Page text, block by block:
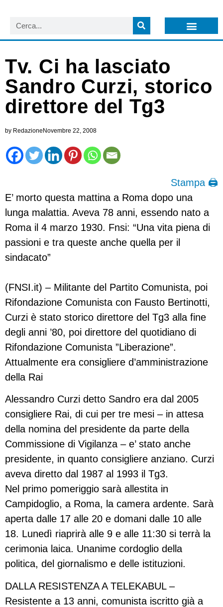
Tv. Ci ha lasciato
Sandro Curzi, storico
direttore del Tg3
by Redazione Novembre 22, 2008
Stampa 🖨
E’ morto questa mattina a Roma dopo una
lunga malattia. Aveva 78 anni, essendo nato a
Roma il 4 marzo 1930. Fnsi: “Una vita piena di
passioni e tra queste anche quella per il
sindacato”
(FNSI.it) – Militante del Partito Comunista, poi
Rifondazione Comunista con Fausto Bertinotti,
Curzi è stato storico direttore del Tg3 alla fine
degli anni ’80, poi direttore del quotidiano di
Rifondazione Comunista ”Liberazione”.
Attualmente era consigliere d’amministrazione
della Rai
Alessandro Curzi detto Sandro era dal 2005
consigliere Rai, di cui per tre mesi – in attesa
della nomina del presidente da parte della
Commissione di Vigilanza – e’ stato anche
presidente, in quanto consigliere anziano. Curzi
aveva diretto dal 1987 al 1993 il Tg3.
Nel primo pomeriggio sarà allestita in
Campidoglio, a Roma, la camera ardente. Sarà
aperta dalle 17 alle 20 e domani dalle 10 alle
18. Lunedì riaprirà alle 9 e alle 11:30 si terrà la
cerimonia laica. Unanime cordoglio della
politica, del giornalismo e delle istituzioni.
DALLA RESISTENZA A TELEKABUL –
Resistente a 13 anni, comunista iscritto già a